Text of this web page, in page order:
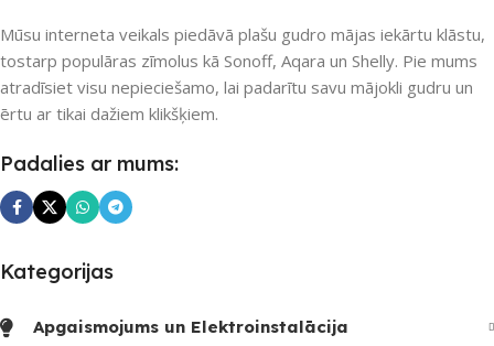
RF uztvērējs,Wi-Fi
PIEEJAMS UZREIZ Jā
UZREIZ PIEEJAMAIS
Mūsu interneta veikals piedāvā plašu gudro mājas iekārtu klāstu,
tostarp populāras zīmolus kā Sonoff, Aqara un Shelly. Pie mums
atradīsiet visu nepieciešamo, lai padarītu savu mājokli gudru un
ērtu ar tikai dažiem klikšķiem.
Padalies ar mums:
Kategorijas
Apgaismojums un Elektroinstalācija